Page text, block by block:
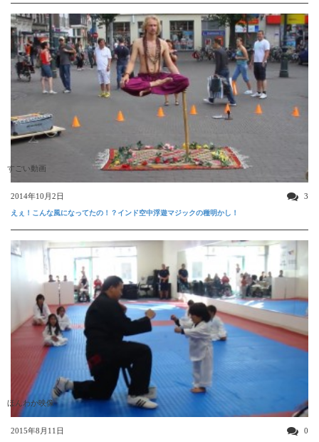
すごい動画
2014年10月2日 3
えぇ！こんな風になってたの！？インド空中浮遊マジックの種明かし！
ほんわか映像
2015年8月11日 0